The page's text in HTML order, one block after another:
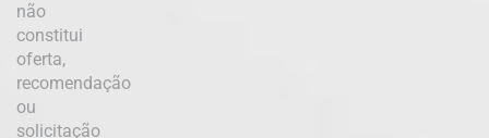
não
constitui
oferta,
recomendação
ou
solicitação